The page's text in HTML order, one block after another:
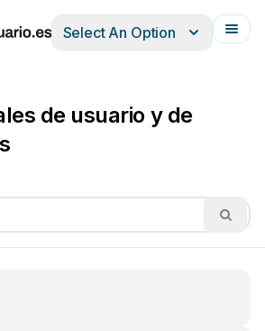
ItalianoFrançais
Select An Option
de usuario y de